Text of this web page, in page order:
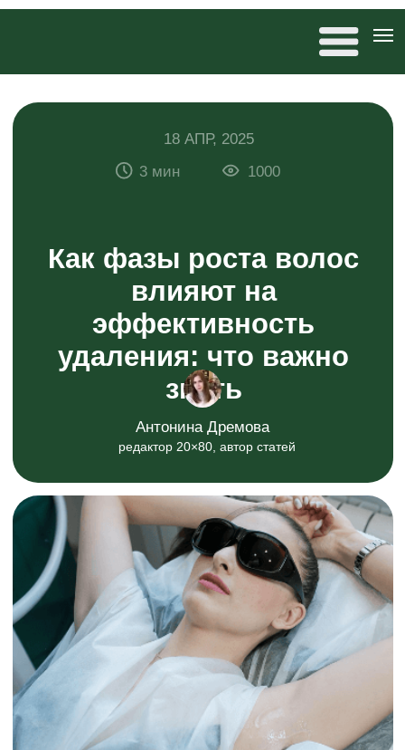
Как фазы роста волос
удаления: что важно
редактор 20×80, автор статей